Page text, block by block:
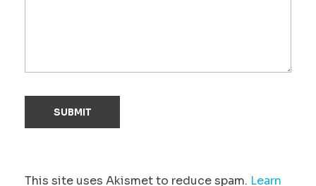
This site uses Akismet to reduce spam. Learn